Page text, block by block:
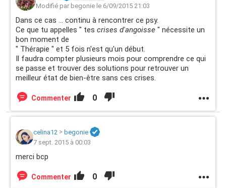
Modifié par begonie le 6/09/2015 21:03
Dans ce cas ... continu à rencontrer ce psy.
Ce que tu appelles " tes crises d'angoisse " nécessite un
bon moment de
" Thérapie " et 5 fois n'est qu'un début.
Il faudra compter plusieurs mois pour comprendre ce qui
se passe et trouver des solutions pour retrouver un
meilleur état de bien-être sans ces crises.
Commenter 0
celina12 > begonie
7 sept. 2015 à 00:03
merci bcp
Commenter 0